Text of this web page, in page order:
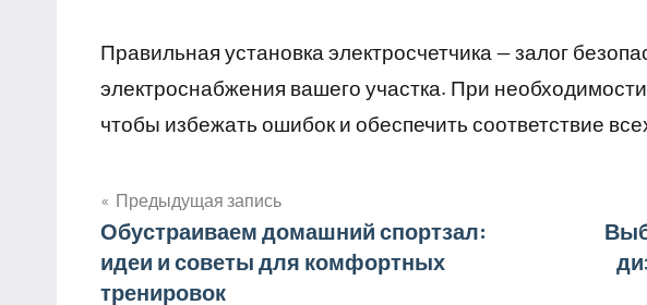
Правильная установка электросчетчика — залог
электроснабжения вашего участка. При
чтобы избежать ошибок и обеспечить соответствие
Навигация
по
Предыдущая запись
Обустраиваем домашний спортзал:
идеи и советы для комфортных
тренировок